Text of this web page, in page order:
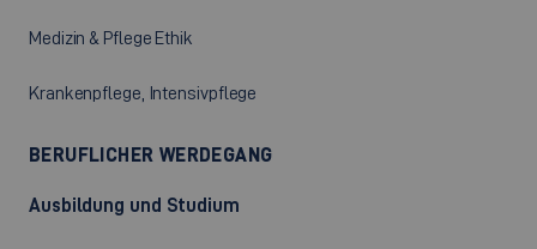
Medizin & Pflege Ethik
Krankenpflege, Intensivpflege
BERUFLICHER WERDEGANG
Ausbildung und Studium